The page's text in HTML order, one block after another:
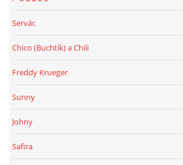
Servác
Chico (Buchtík) a Chili
Freddy Krueger
Sunny
Johny
Safira